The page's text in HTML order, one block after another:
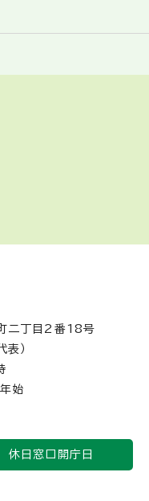
二丁目2番18号
）
始
休日窓口開庁日